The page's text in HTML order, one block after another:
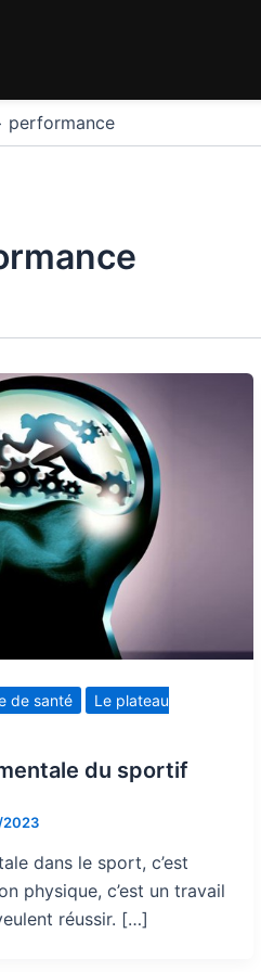
performance
de santé
Le plateau
du sportif
dans le sport, c’est
physique, c’est un travail
réussir. […]